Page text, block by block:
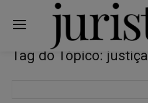
Tag do Tópico: